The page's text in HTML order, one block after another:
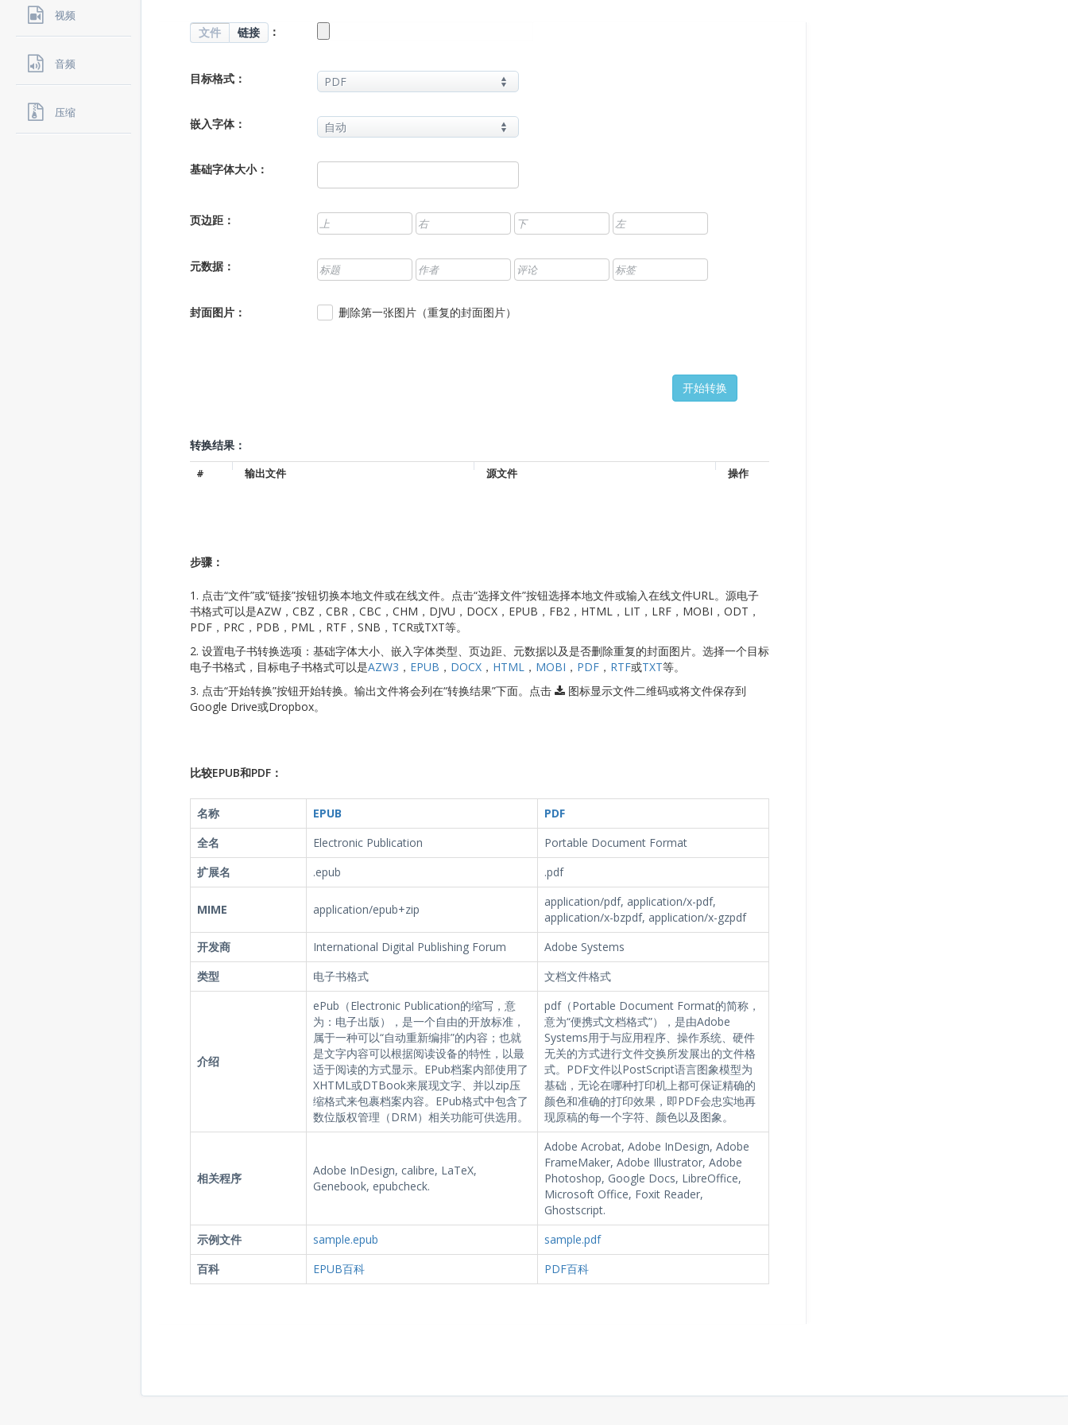
视频
音频
压缩
文件 链接 ：
目标格式：
嵌入字体：
基础字体大小：
页边距：
元数据：
封面图片： 删除第一张图片（重复的封面图片）
转换结果：
# 输出文件 源文件 操作
步骤：
1. 点击“文件”或“链接”按钮切换本地文件或在线文件。点击“选择文件”按钮选择本地文件或输入在线文件URL。源电子
书格式可以是AZW，CBZ，CBR，CBC，CHM，DJVU，DOCX，EPUB，FB2，HTML，LIT，LRF，MOBI，ODT，
PDF，PRC，PDB，PML，RTF，SNB，TCR或TXT等。
2. 设置电子书转换选项：基础字体大小、嵌入字体类型、页边距、元数据以及是否删除重复的封面图片。选择一个目标
电子书格式，目标电子书格式可以是AZW3 ， EPUB ， DOCX， HTML， MOBI ， PDF， RTF或TXT等。
3. 点击“开始转换”按钮开始转换。输出文件将会列在“转换结果”下面。点击
图标显示文件二维码或将文件保存到
Google Drive或Dropbox。
比较EPUB和PDF：
名称 EPUB
PDF
全名
Electronic Publication
Portable Document Format
扩展名
.epub .pdf
MIME application/epub+zip
application/pdf, application/x-pdf,
application/x-bzpdf, application/x-gzpdf
开发商
International Digital Publishing Forum
Adobe Systems
类型
电子书格式 文档文件格式
介绍
ePub（Electronic Publication的缩写，意
为：电子出版），是一个自由的开放标准，
属于一种可以“自动重新编排”的内容；也就
是文字内容可以根据阅读设备的特性，以最
适于阅读的方式显示。EPub档案内部使用了
XHTML或DTBook来展现文字、并以zip压
缩格式来包裹档案内容。EPub格式中包含了
数位版权管理（DRM）相关功能可供选用。
pdf（Portable Document Format的简称，
意为“便携式文档格式”），是由Adobe
Systems用于与应用程序、操作系统、硬件
无关的方式进行文件交换所发展出的文件格
式。PDF文件以PostScript语言图象模型为
基础，无论在哪种打印机上都可保证精确的
颜色和准确的打印效果，即PDF会忠实地再
现原稿的每一个字符、颜色以及图象。
相关程序
Adobe InDesign, calibre, LaTeX,
Genebook, epubcheck.
Adobe Acrobat, Adobe InDesign, Adobe
FrameMaker, Adobe Illustrator, Adobe
Photoshop, Google Docs, LibreOffice,
Microsoft Office, Foxit Reader,
Ghostscript.
示例文件
sample.epub
sample.pdf
百科
EPUB百科 PDF百科